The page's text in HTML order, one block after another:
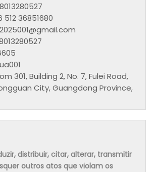
36851680
301, Building 2, No. 7, Fulei Road,
City, Guangdong Province,
distribuir, citar, alterar, transmitir
outros atos que violam os